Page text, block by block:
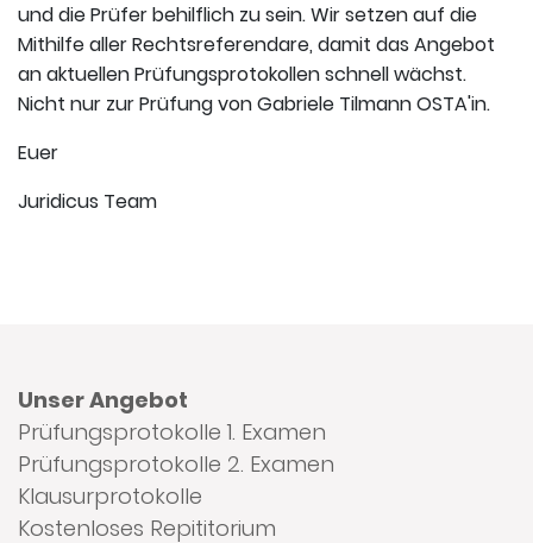
und die Prüfer behilflich zu sein. Wir setzen auf die
Mithilfe aller Rechtsreferendare, damit das Angebot
an aktuellen Prüfungsprotokollen schnell wächst.
Nicht nur zur Prüfung von Gabriele Tilmann OSTA'in.
Euer
Juridicus Team
Unser Angebot
Prüfungsprotokolle 1. Examen
Prüfungsprotokolle 2. Examen
Klausurprotokolle
Kostenloses Repititorium